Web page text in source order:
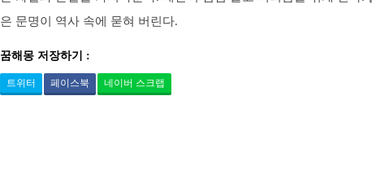
은 문명이 역사 속에 묻혀 버린다.
꿈해몽 저장하기 :
트위터 페이스북 네이버 스크랩